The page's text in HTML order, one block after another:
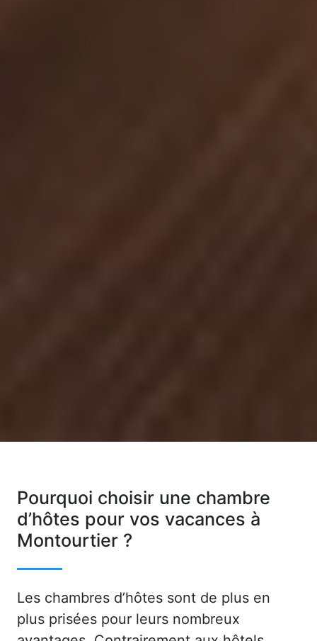
Pourquoi choisir une chambre
d’hôtes pour vos vacances à
Montourtier ?
Les chambres d’hôtes sont de plus en
plus prisées pour leurs nombreux